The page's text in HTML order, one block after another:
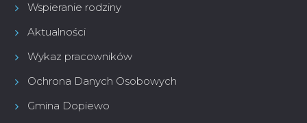
Wspieranie rodziny
Aktualności
Wykaz pracowników
Ochrona Danych Osobowych
Gmina Dopiewo